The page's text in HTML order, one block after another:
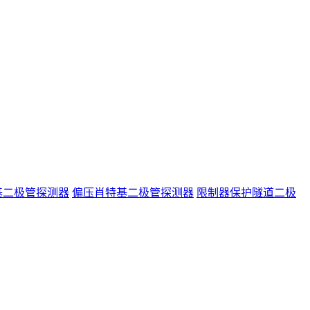
极管探测器 偏压肖特基二极管探测器 限制器保护隧道二极